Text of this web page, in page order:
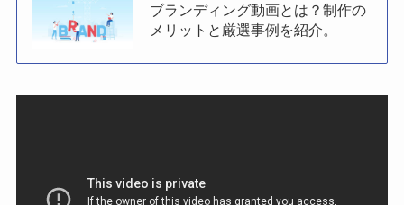
ブランディング動画とは？制作の
メリットと厳選事例を紹介。